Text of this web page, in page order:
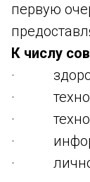
первую
К числу
·
·
·
·
·